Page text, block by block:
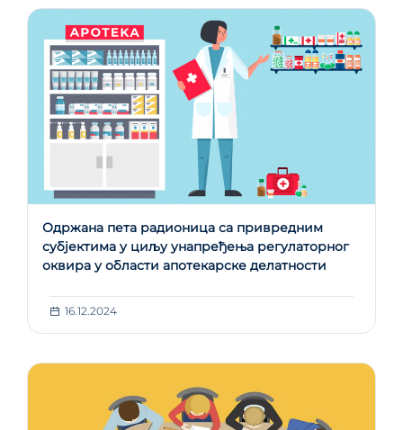
Одржана пета радионица са привредним
субјектима у циљу унапређења регулаторног
оквира у области апотекарске делатности
16.12.2024